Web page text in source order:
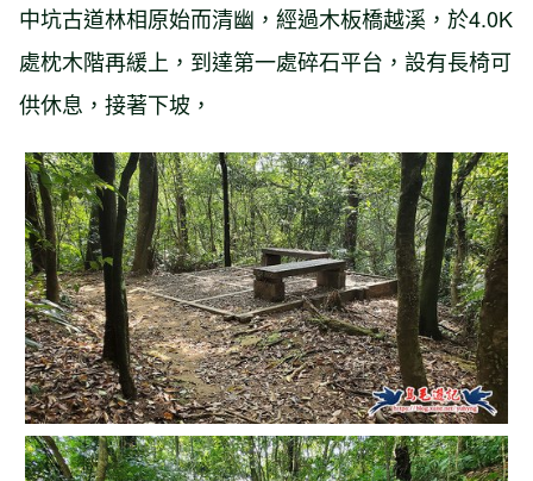
中坑古道林相原始而清幽，經過木板橋越溪，於4.0K
處枕木階再緩上，到達第一處碎石平台，設有長椅可
供休息，接著下坡，